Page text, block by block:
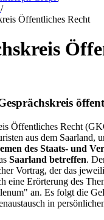
/
Öffentliches Recht
Öffentliches Recht
aus dem Saarland,
des Staats- und
Saarland betreffen.
Vortrag, der das
eine Erörterung des
an. Es folgt die
in